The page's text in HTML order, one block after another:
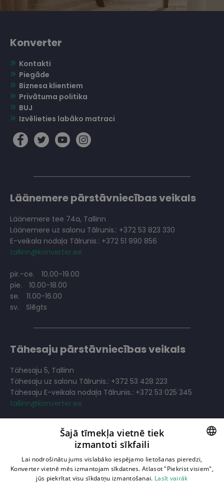
Konverter
Kontakti
Piegāde
Biznesa klientiem
Privātuma politika
BUJ
Izvēlieties labāko matraci
Läänemere pārstāvniecības veikals
Läänemere tee 74a, Tallinn
Läänemere uz salonu Tālrunis.: +372 53 823 330
E-veikala nodaļa Tālrunis.: +372 51 990 856
tallinn@konverter.ee
pir.-ce.
10.00-19.00
pie.
10.00-18.00
se.
11.00-16.00
sv.
Slēgts
Tähesaju pārstāvniecības veikals
Tähesaju 5, Tallinn
Tähesaju uz salonu Tālrunis.: +372 53 428 223
Tähesaju E-veikala nodaļa Tālrunis.: +372 53 025 345
tallinn@konverter.ee
10.00-19.00
11.00-18.00
Filtrēt noliktavā esošās preces
LATVIAN
Šajā tīmekļa vietnē tiek
izmantoti sīkfaili
Lai nodrošinātu jums vislabāko iespējamo lietošanas pieredzi,
Konverter vietnē mēs izmantojam sīkdatnes. Atlasot "Piekrist visiem",
jūs piekrītat visu sīkdatņu izmantošanai. Lasīt vairāk